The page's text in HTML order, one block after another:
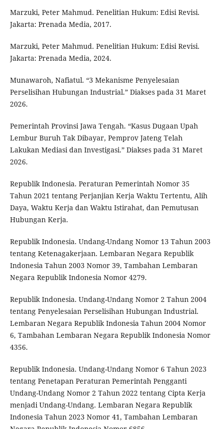
Marzuki, Peter Mahmud. Penelitian Hukum: Edisi Revisi.
Jakarta: Prenada Media, 2017.
Marzuki, Peter Mahmud. Penelitian Hukum: Edisi Revisi.
Jakarta: Prenada Media, 2024.
Munawaroh, Nafiatul. “3 Mekanisme Penyelesaian
Perselisihan Hubungan Industrial.” Diakses pada 31 Maret
2026.
Pemerintah Provinsi Jawa Tengah. “Kasus Dugaan Upah
Lembur Buruh Tak Dibayar, Pemprov Jateng Telah
Lakukan Mediasi dan Investigasi.” Diakses pada 31 Maret
2026.
Republik Indonesia. Peraturan Pemerintah Nomor 35
Tahun 2021 tentang Perjanjian Kerja Waktu Tertentu, Alih
Daya, Waktu Kerja dan Waktu Istirahat, dan Pemutusan
Hubungan Kerja.
Republik Indonesia. Undang-Undang Nomor 13 Tahun 2003
tentang Ketenagakerjaan. Lembaran Negara Republik
Indonesia Tahun 2003 Nomor 39, Tambahan Lembaran
Negara Republik Indonesia Nomor 4279.
Republik Indonesia. Undang-Undang Nomor 2 Tahun 2004
tentang Penyelesaian Perselisihan Hubungan Industrial.
Lembaran Negara Republik Indonesia Tahun 2004 Nomor
6, Tambahan Lembaran Negara Republik Indonesia Nomor
4356.
Republik Indonesia. Undang-Undang Nomor 6 Tahun 2023
tentang Penetapan Peraturan Pemerintah Pengganti
Undang-Undang Nomor 2 Tahun 2022 tentang Cipta Kerja
menjadi Undang-Undang. Lembaran Negara Republik
Indonesia Tahun 2023 Nomor 41, Tambahan Lembaran